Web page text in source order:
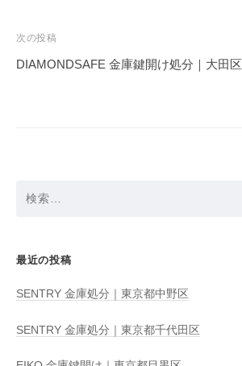
ビ
ゲ
次の投稿
DIAMONDSAFE 金庫鍵開け処分｜大田区
最近の投稿
SENTRY 金庫処分｜東京都中野区
SENTRY 金庫処分｜東京都千代田区